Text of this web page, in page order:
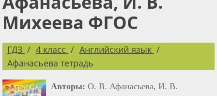
Михеева ФГОС
ГДЗ 4 класс
Английский язык
Афанасьева тетрадь
Авторы: О. В. Афанасьева, И. В.